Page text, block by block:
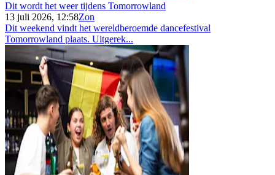
Dit wordt het weer tijdens Tomorrowland
13 juli 2026, 12:58Zon
Dit weekend vindt het wereldberoemde dancefestival
Tomorrowland plaats. Uitgerek...